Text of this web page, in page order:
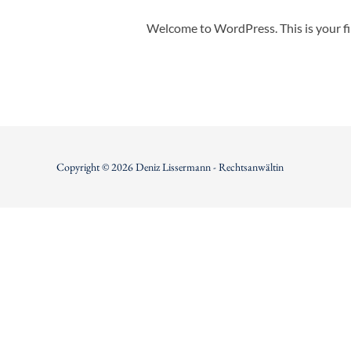
Welcome to WordPress. This is your
Copyright © 2026 Deniz Lissermann - Rechtsanwältin